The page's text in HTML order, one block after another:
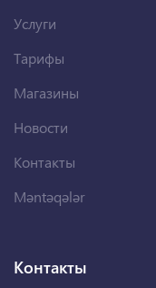
Услуги
Тарифы
Магазины
Новости
Контакты
Məntəqələr
Контакты